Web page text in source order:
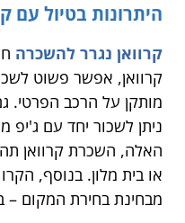
היתרונות בטיול עם
קרוואן נגרר להשכרה
קרוואן, אפשר פשוט
מותקן על הרכב הפרטי.
ניתן לשכור יחד עם
האלה, השכרת קרוואן
או בית מלון. בנוסף,
מבחינת בחירת המקום –